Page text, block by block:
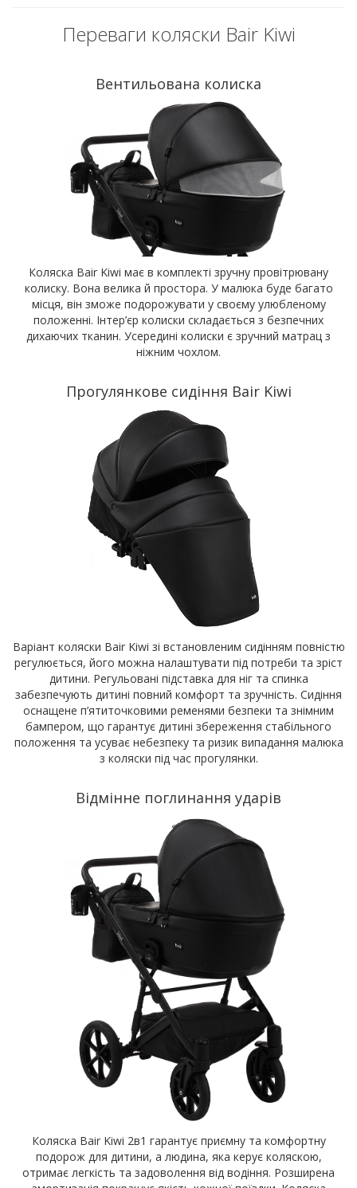
Переваги коляски Bair Kiwi
Вентильована колиска
Коляска Bair Kiwi має в комплекті зручну провітрювану
колиску. Вона велика й простора. У малюка буде багато
місця, він зможе подорожувати у своєму улюбленому
положенні. Інтер’єр колиски складається з безпечних
дихаючих тканин. Усередині колиски є зручний матрац з
ніжним чохлом.
Прогулянкове сидіння Bair Kiwi
Варіант коляски Bair Kiwi зі встановленим сидінням повністю
регулюється, його можна налаштувати під потреби та зріст
дитини. Регульовані підставка для ніг та спинка
забезпечують дитині повний комфорт та зручність. Сидіння
оснащене п’ятиточковими ременями безпеки та знімним
бампером, що гарантує дитині збереження стабільного
положення та усуває небезпеку та ризик випадання малюка
з коляски під час прогулянки.
Відмінне поглинання ударів
Коляска Bair Kiwi 2в1 гарантує приємну та комфортну
подорож для дитини, а людина, яка керує коляскою,
отримає легкість та задоволення від водіння. Розширена